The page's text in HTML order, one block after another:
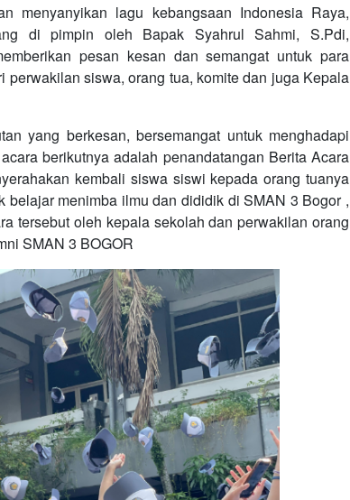
menyanyikan lagu kebangsaan Indonesia Raya,
di pimpin oleh Bapak Syahrul Sahmi, S.Pdi,
pesan kesan dan semangat untuk para
perwakilan siswa, orang tua, komite dan juga Kepala
yang berkesan, bersemangat untuk menghadapi
berikutnya adalah penandatangan Berita Acara
kembali siswa siswi kepada orang tuanya
menimba ilmu dan dididik di SMAN 3 Bogor ,
tersebut oleh kepala sekolah dan perwakilan orang
SMAN 3 BOGOR